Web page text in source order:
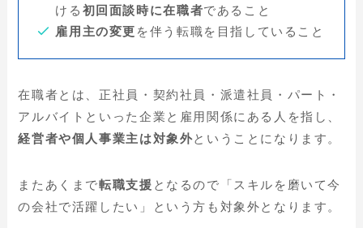
ける 初回面談時に在職者であること
雇用主の変更 を伴う転職を目指していること
在職者とは、正社員・契約社員・派遣社員・パート・
アルバイトといった企業と雇用関係にある人を指し、
経営者や個人事業主は対象外ということになります。
またあくまで転職支援 となるので「スキルを磨いて今
の会社で活躍したい」という方も対象外となります。